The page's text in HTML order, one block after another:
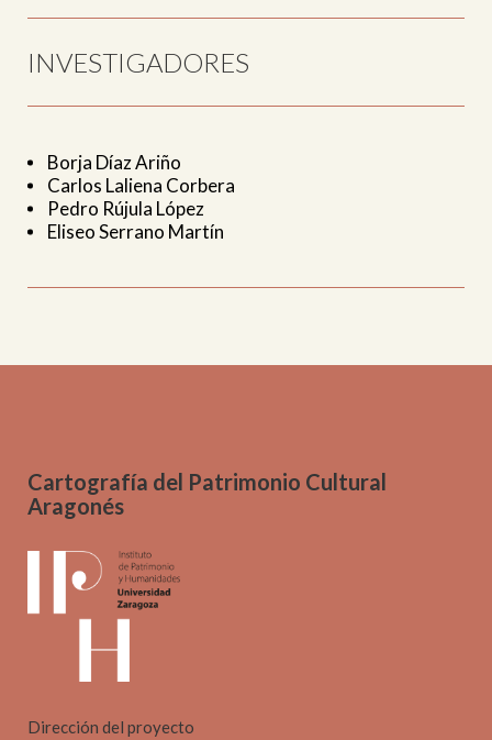
INVESTIGADORES
Borja Díaz Ariño
Carlos Laliena Corbera
Pedro Rújula López
Eliseo Serrano Martín
Cartografía del Patrimonio Cultural
Aragonés
Dirección del proyecto